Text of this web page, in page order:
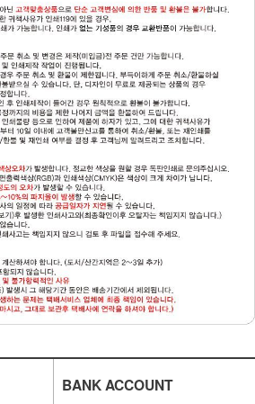
BANK ACCOUNT